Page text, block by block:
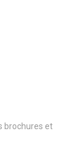
brochures et